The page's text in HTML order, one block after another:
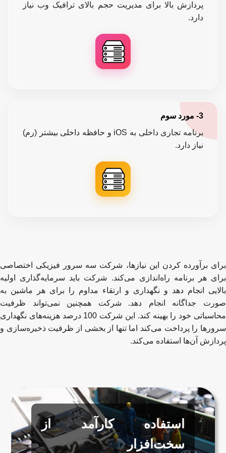
پردازش بالا برای مدیریت حجم بالای ترافیک وب نیاز
دارد.
3- مورد سوم
برنامه تجاری داخلی به iOS و حافظه داخلی بیشتر (رم)
نیاز دارد.
برای برآورده کردن این نیازها، شرکت سه سرور فیزیکی اختصاصی
برای هر برنامه راه‌اندازی می‌کند. شرکت باید سرمایه‌گذاری اولیه
بالایی انجام دهد و نگهداری و ارتقاء مداوم را برای هر ماشین به
صورت جداگانه انجام دهد. شرکت همچنین نمی‌تواند ظرفیت
محاسباتی خود را بهینه کند. این شرکت 100 درصد هزینه‌های نگهداری
سرورها را پرداخت می‌کند اما تنها از بخشی از ظرفیت ذخیره‌سازی و
پردازش آن‌ها استفاده می‌کند.
استفاده کارآمد از
سخت‌افزار